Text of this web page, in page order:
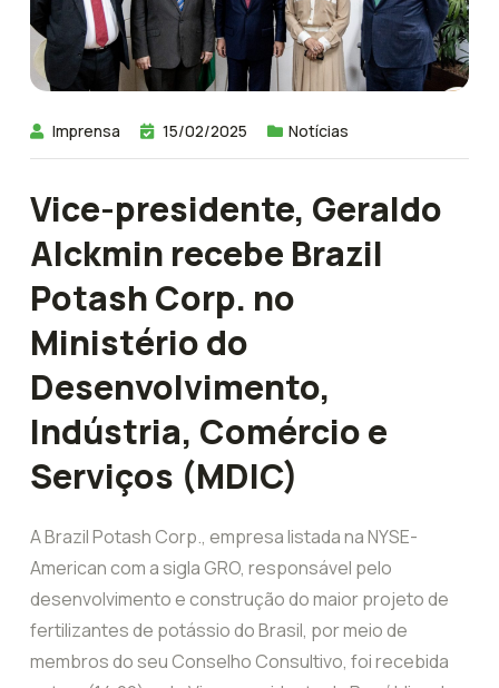
Imprensa 15/02/2025 Notícias
Vice-presidente, Geraldo
Alckmin recebe Brazil
Potash Corp. no
Ministério do
Desenvolvimento,
Indústria, Comércio e
Serviços (MDIC)
A Brazil Potash Corp., empresa listada na NYSE-
American com a sigla GRO, responsável pelo
desenvolvimento e construção do maior projeto de
fertilizantes de potássio do Brasil, por meio de
membros do seu Conselho Consultivo, foi recebida